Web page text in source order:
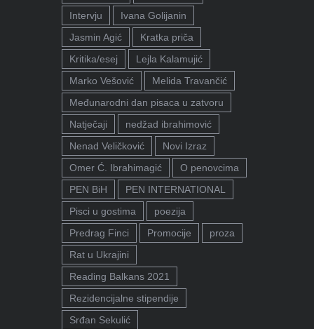
Intervju
Ivana Golijanin
Jasmin Agić
Kratka priča
Kritika/esej
Lejla Kalamujić
Marko Vešović
Melida Travančić
Međunarodni dan pisaca u zatvoru
Natječaji
nedžad ibrahimović
Nenad Veličković
Novi Izraz
Omer Ć. Ibrahimagić
O penovcima
PEN BiH
PEN INTERNATIONAL
Pisci u gostima
poezija
Predrag Finci
Promocije
proza
Rat u Ukrajini
Reading Balkans 2021
Rezidencijalne stipendije
Srđan Sekulić